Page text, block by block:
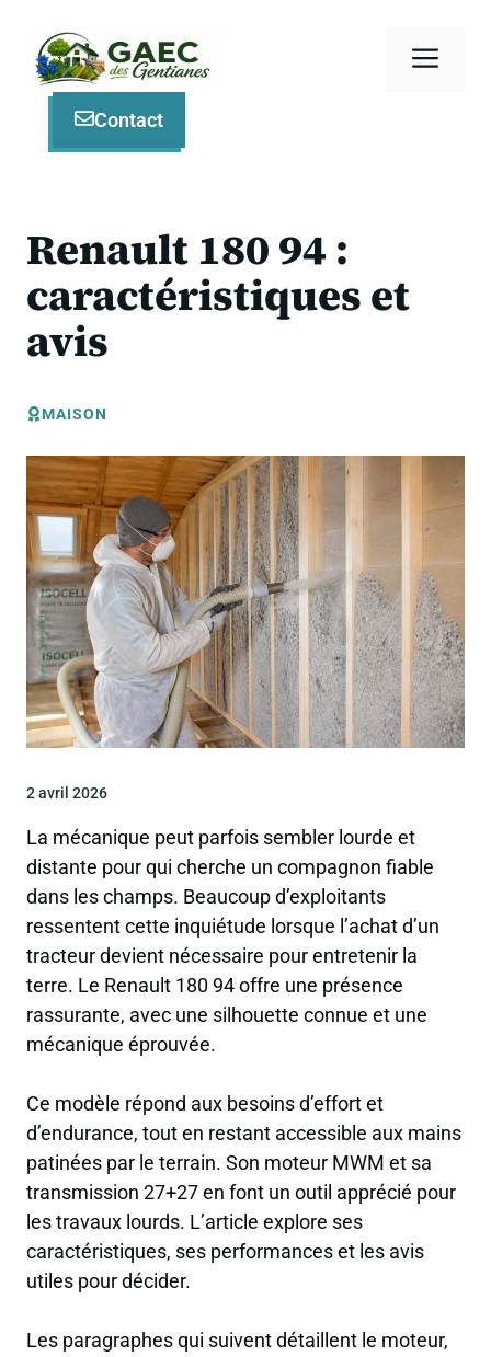
contenu
Contact
Renault 180 94 :
caractéristiques et
avis
MAISON
2 avril 2026
La mécanique peut parfois sembler lourde et
distante pour qui cherche un compagnon fiable
dans les champs. Beaucoup d’exploitants
ressentent cette inquiétude lorsque l’achat d’un
tracteur devient nécessaire pour entretenir la
terre. Le Renault 180 94 offre une présence
rassurante, avec une silhouette connue et une
mécanique éprouvée.
Ce modèle répond aux besoins d’effort et
d’endurance, tout en restant accessible aux mains
patinées par le terrain. Son moteur MWM et sa
transmission 27+27 en font un outil apprécié pour
les travaux lourds. L’article explore ses
caractéristiques, ses performances et les avis
utiles pour décider.
Les paragraphes qui suivent détaillent le moteur,